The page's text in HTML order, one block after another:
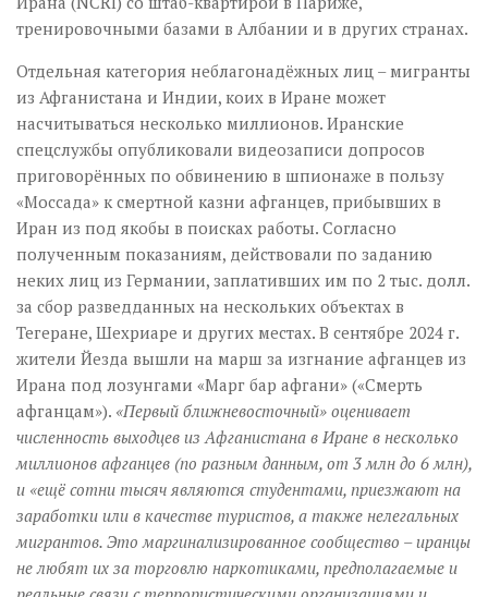
тренировочными базами в Албании и в других странах.
Отдельная категория неблагонадёжных лиц – мигранты
из Афганистана и Индии, коих в Иране может
насчитываться несколько миллионов. Иранские
спецслужбы опубликовали видеозаписи допросов
приговорённых по обвинению в шпионаже в пользу
«Моссада» к смертной казни афганцев, прибывших в
Иран из под якобы в поисках работы. Согласно
полученным показаниям, действовали по заданию
неких лиц из Германии, заплативших им по 2 тыс. долл.
за сбор разведданных на нескольких объектах в
Тегеране, Шехриаре и других местах. В сентябре 2024 г.
жители Йезда вышли на марш за изгнание афганцев из
Ирана под лозунгами «Марг бар афгани» («Смерть
афганцам»). «Первый ближневосточный» оценивает
численность выходцев из Афганистана в Иране в несколько
миллионов афганцев (по разным данным, от 3 млн до 6 млн),
и «ещё сотни тысяч являются студентами, приезжают на
заработки или в качестве туристов, а также нелегальных
мигрантов. Это маргинализированное сообщество – иранцы
не любят их за торговлю наркотиками, предполагаемые и